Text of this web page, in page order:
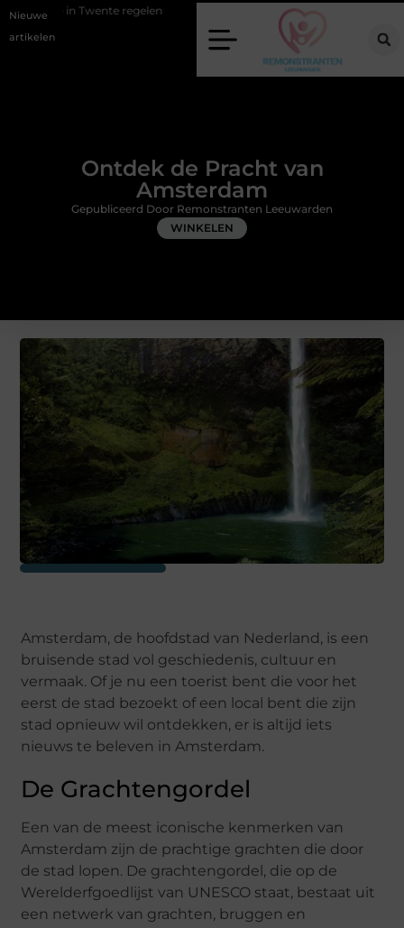
Nieuwe
artikelen
regelen Wat zero-click search betekent voor de toekomst van
Ontdek de Pracht van
Amsterdam
WINKELEN
Gepubliceerd Door Remonstranten Leeuwarden
Amsterdam, de hoofdstad van Nederland, is een
bruisende stad vol geschiedenis, cultuur en
vermaak. Of je nu een toerist bent die voor het
eerst de stad bezoekt of een local bent die zijn
stad opnieuw wil ontdekken, er is altijd iets
nieuws te beleven in Amsterdam.
De Grachtengordel
Een van de meest iconische kenmerken van
Amsterdam zijn de prachtige grachten die door
de stad lopen. De grachtengordel, die op de
Werelderfgoedlijst van UNESCO staat, bestaat uit
een netwerk van grachten, bruggen en